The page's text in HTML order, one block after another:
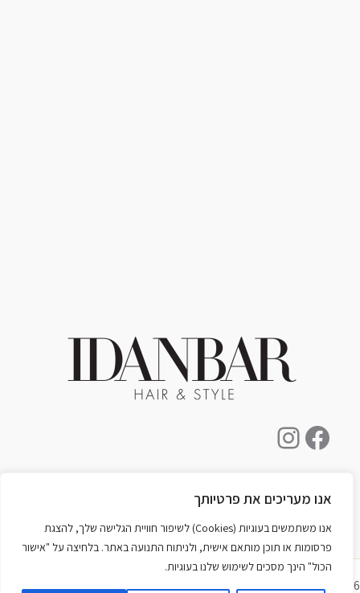
אנו מעריכים את פרטיותך
אנו משתמשים בעוגיות (Cookies) לשיפור חוויית הגלישה שלך, להצגת
פרסומות או תוכן מותאם אישית, ולניתוח התנועה באתר. בלחיצה על "אישור
הכול" הינך מסכים לשימוש שלנו בעוגיות.
Facebook
Instagram
מדיניות פרטיות
Copyright © 2026 עידן בר - מספרת מומחים במודיעין | Powered by Astra